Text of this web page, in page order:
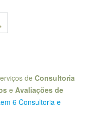
de Consultoria
e Avaliações de
6 Consultoria e